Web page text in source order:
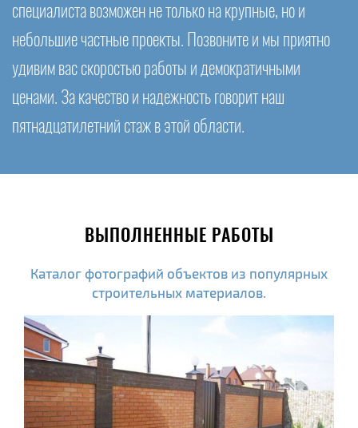
специалиста возможен не только на крупные, но и
небольшие частные проекты. Позвоните и мы приятно
удивим вас скоростью работы и демократичными
ценами. За качество и надежность говорит наш
пятнадцатилетний стаж в этой области.
ВЫПОЛНЕННЫЕ РАБОТЫ
Каталог фотографий объектов из популярных
строительных материалов.